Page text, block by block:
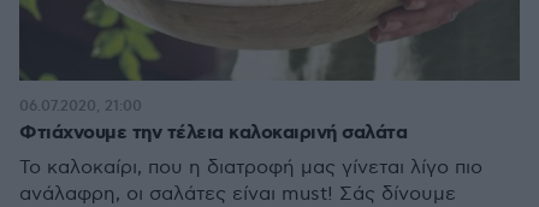
Φτιάχνουμε την τέλεια καλοκαιρινή σαλάτα
Το καλοκαίρι, που η διατροφή μας γίνεται λίγο πιο
ανάλαφρη, οι σαλάτες είναι must! Σάς δίνουμε
06.07.2020, 21:00